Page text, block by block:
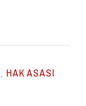
,HAK ASASI